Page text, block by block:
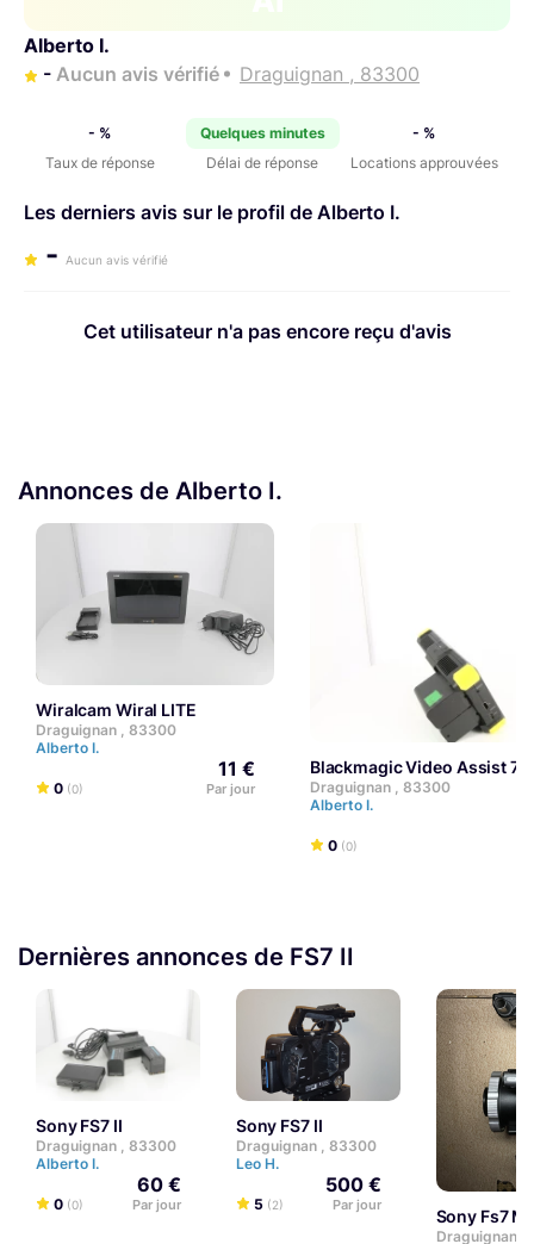
Alberto I.
- Aucun avis vérifié Draguignan , 83300
- %
Taux de réponse
Quelques minutes
Délai de réponse
- %
Locations approuvées
Les derniers avis sur le profil de Alberto I.
- Aucun avis vérifié
Cet utilisateur n'a pas encore reçu d'avis
Annonces de Alberto I.
Wiralcam Wiral LITE
Draguignan , 83300
Alberto I.
0 (0)
11 €
Par jour
Blackmagic Video Assist 7
Draguignan , 83300
Alberto I.
0 (0)
Dernières annonces de FS7 II
Sony FS7 II
Draguignan , 83300
Alberto I.
0 (0)
60 €
Par jour
Sony FS7 II
Draguignan , 83300
Leo H.
5 (2)
500 €
Par jour
Sony Fs7
Draguignan ,